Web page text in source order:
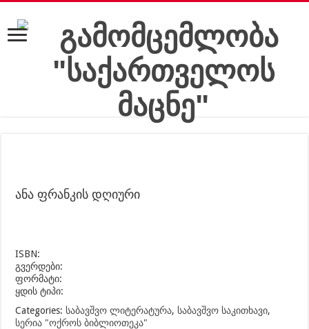
ანა ფრანკის დღიური
ISBN:
გვერდები:
ფორმატი:
ყდის ტიპი:
Categories: საბავშვო ლიტერატურა, საბავშვო საკითხავი,
სერია "ოქროს ბიბლიოთეკა"